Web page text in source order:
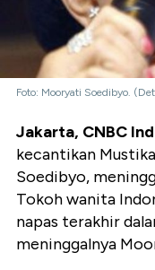
Foto: Mooryati Soedibyo.
Jakarta, CNBC
kecantikan
Soedibyo,
Tokoh wanita
napas terakhir
meninggalnya